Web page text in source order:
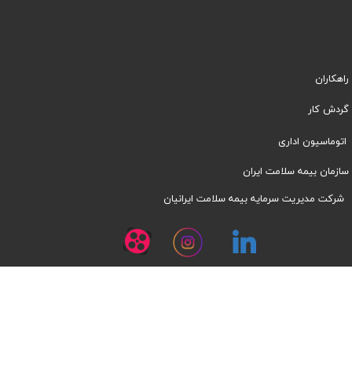
راهکاران
​​گردش کار
اتوماسیون اداری
سازمان بیمه سلامت ایران
شرکت مدیریت سرمایه بیمه سلامت ایرانیان